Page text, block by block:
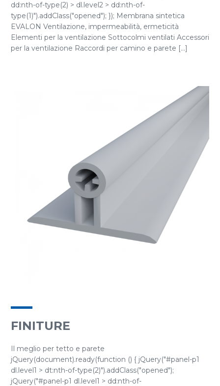
dd:nth-of-type(2) > dl.level2 > dd:nth-of-
type(1)").addClass("opened"); }); Membrana sintetica
EVALON Ventilazione, impermeabilità, ermeticità
Elementi per la ventilazione Sottocolmi ventilati Accessori
per la ventilazione Raccordi per camino e parete [...]
FINITURE
Il meglio per tetto e parete
jQuery(document).ready(function () { jQuery("#panel-p1
dl.level1 > dt:nth-of-type(2)").addClass("opened");
jQuery("#panel-p1 dl.level1 > dd:nth-of-